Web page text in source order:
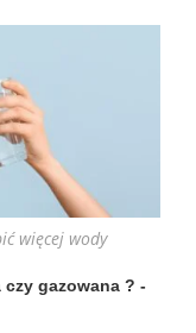
więcej wody
gazowana ? -